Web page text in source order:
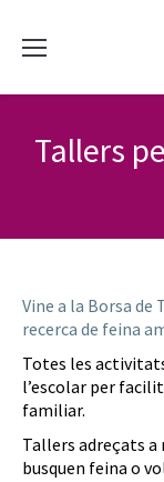
Tallers
Vine a la Borsa de
recerca de feina
Totes les
l’escolar per
familiar.
Tallers adreçats a
busquen feina o